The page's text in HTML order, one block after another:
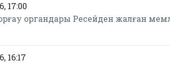
17:00
органдары Ресейден жалған
16:17